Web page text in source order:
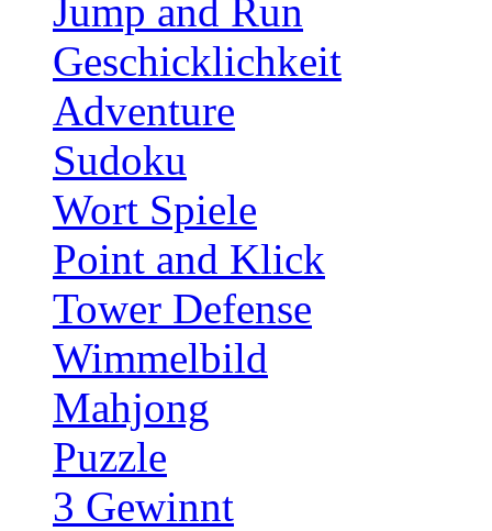
Jump and Run
Geschicklichkeit
Adventure
Sudoku
Wort Spiele
Point and Klick
Tower Defense
Wimmelbild
Mahjong
Puzzle
3 Gewinnt